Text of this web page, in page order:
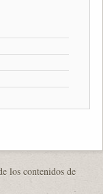
los contenidos de